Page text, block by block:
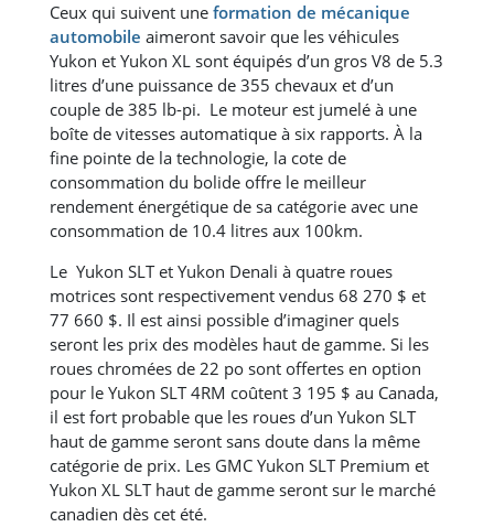
Ceux qui suivent une formation de mécanique
automobile aimeront savoir que les véhicules
Yukon et Yukon XL sont équipés d’un gros V8 de 5.3
litres d’une puissance de 355 chevaux et d’un
couple de 385 lb-pi. Le moteur est jumelé à une
boîte de vitesses automatique à six rapports. À la
fine pointe de la technologie, la cote de
consommation du bolide offre le meilleur
rendement énergétique de sa catégorie avec une
consommation de 10.4 litres aux 100km.
Le Yukon SLT et Yukon Denali à quatre roues
motrices sont respectivement vendus 68 270 $ et
77 660 $. Il est ainsi possible d’imaginer quels
seront les prix des modèles haut de gamme. Si les
roues chromées de 22 po sont offertes en option
pour le Yukon SLT 4RM coûtent 3 195 $ au Canada,
il est fort probable que les roues d’un Yukon SLT
haut de gamme seront sans doute dans la même
catégorie de prix. Les GMC Yukon SLT Premium et
Yukon XL SLT haut de gamme seront sur le marché
canadien dès cet été.